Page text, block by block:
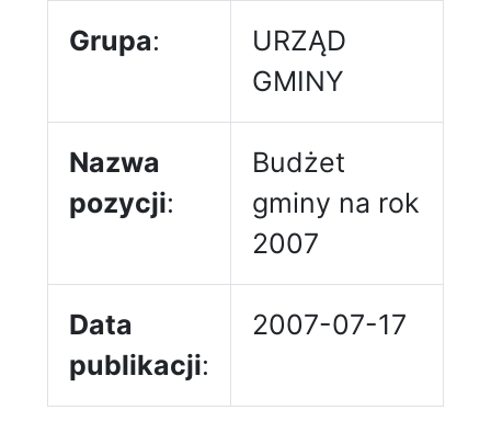
Grupa:
URZĄD
GMINY
Nazwa
pozycji:
Budżet
gminy na rok
2007
Data
publikacji:
2007-07-17